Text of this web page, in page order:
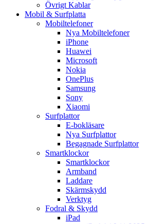
Övrigt Kablar
Mobil & Surfplatta
Mobiltelefoner
Nya Mobiltelefoner
iPhone
Huawei
Microsoft
Nokia
OnePlus
Samsung
Sony
Xiaomi
Surfplattor
E-bokläsare
Nya Surfplattor
Begagnade Surfplattor
Smartklockor
Smartklockor
Armband
Laddare
Skärmskydd
Verktyg
Fodral & Skydd
iPad